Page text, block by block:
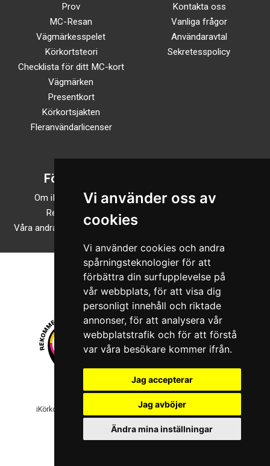
Vi använder oss av
cookies
Vi använder cookies och andra
spårningsteknologier för att
förbättra din surfupplevelse på
vår webbplats, för att visa dig
personligt innehåll och riktade
annonser, för att analysera vår
webbplatstrafik och för att förstå
var våra besökare kommer ifrån.
Jag accepterar
Jag avböjer
Ändra mina inställningar
Prov
MC-Resan
Vägmärkesspelet
Körkortsteori
Checklista för ditt MC-kort
Vägmärken
Presentkort
Körkortsjakten
Fleranvändarlicenser
Kontakta oss
Vanliga frågor
Användaravtal
Sekretesspolicy
Företaget
Om iKörkortMC.se
Recensioner
Våra andra onlineutbildningar
TikTok
© 2026 Boboshi AB. Alla rättigheter förbehålls.
iKörkort är ett registrerat varumärke som tillhör Boboshi AB.